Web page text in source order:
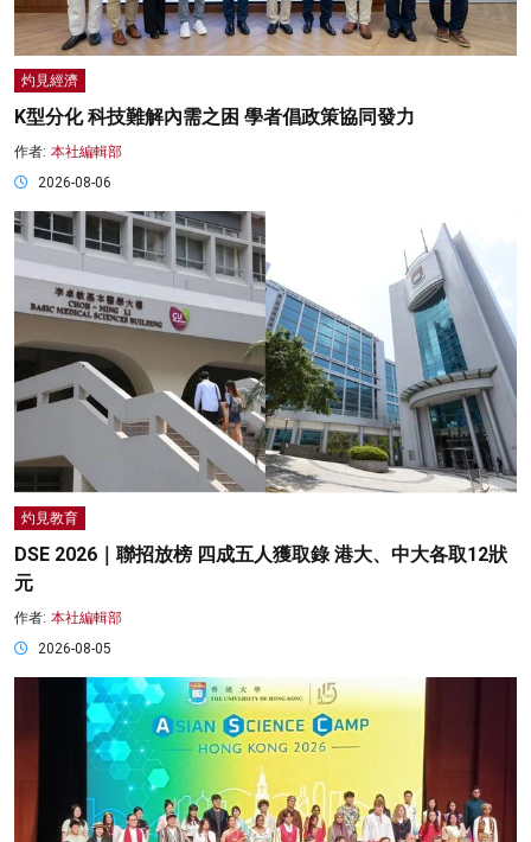
灼見經濟
K型分化 科技難解內需之困 學者倡政策協同發力
作者: 本社編輯部
2026-08-06
灼見教育
DSE 2026｜聯招放榜 四成五人獲取錄 港大、中大各取12狀
元
作者: 本社編輯部
2026-08-05